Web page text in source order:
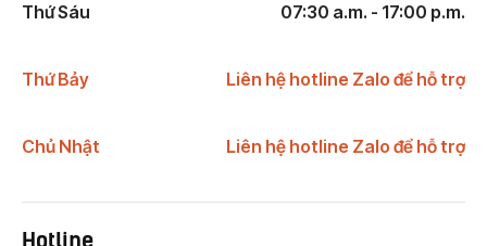
Thứ Sáu 07:30 a.m. - 17:00 p.m.
Thứ Bảy Liên hệ hotline Zalo để hỗ trợ
Chủ Nhật Liên hệ hotline Zalo để hỗ trợ
Hotline